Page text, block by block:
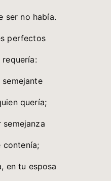
ser no había.
perfectos
semejante
quería;
semejanza
contenía;
en tu esposa